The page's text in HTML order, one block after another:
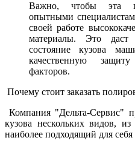
Важно, чтобы эта
опытными
своей работе
материалы. Это даст
состояние кузова
качественную
факторов.
Почему стоит заказать
Компания "Дельта-Сервис"
кузова нескольких видов,
наиболее подходящий для себя